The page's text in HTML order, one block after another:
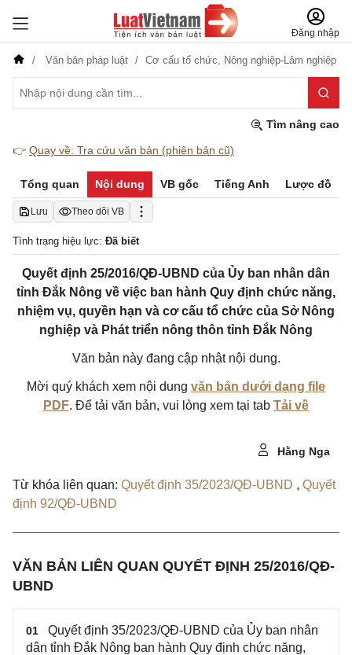
Đăng nhập
Văn bản pháp luật Cơ cấu tổ chức, Nông nghiệp-Lâm nghiệp
Tìm nâng cao
👉 Quay về: Tra cứu văn bản (phiên bản cũ)
Tổng quan Nội dung VB gốc Tiếng Anh Lược đồ
Lưu Theo dõi VB
Tình trạng hiệu lực: Đã biết
Quyết định 25/2016/QĐ-UBND của Ủy ban nhân dân
tỉnh Đắk Nông về việc ban hành Quy định chức năng,
nhiệm vụ, quyền hạn và cơ cấu tổ chức của Sở Nông
nghiệp và Phát triển nông thôn tỉnh Đắk Nông
Văn bản này đang cập nhật nội dung.
Mời quý khách xem nội dung văn bản dưới dạng file
PDF. Để tải văn bản, vui lòng xem tại tab Tải về
Hằng Nga
Từ khóa liên quan: Quyết định 35/2023/QĐ-UBND , Quyết
định 92/QĐ-UBND
VĂN BẢN LIÊN QUAN QUYẾT ĐỊNH 25/2016/QĐ-
UBND
01
Quyết định 35/2023/QĐ-UBND của Ủy ban nhân
dân tỉnh Đắk Nông ban hành Quy định chức năng,